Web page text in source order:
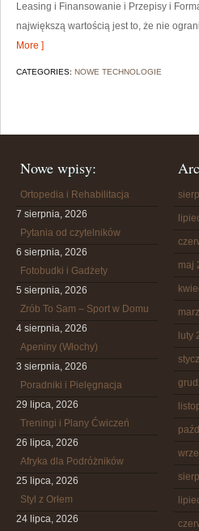
Leasing i Finansowanie i Przepisy i
największą wartością jest to, że nie
More ]
CATEGORIES: NOWE TECHNOLOGIE
Nowe wpisy:
Ortopedia i Rehabilitacja
7 sierpnia, 2026
Pytania od czytelników
6 sierpnia, 2026
Fotobudki i Gadżety
5 sierpnia, 2026
Zrób To Sam – Sport w Domu
4 sierpnia, 2026
Apeniny (Włochy)
3 sierpnia, 2026
Poradniki i Pielęgnacja
29 lipca, 2026
Treningi i Plany Ćwiczeń
26 lipca, 2026
Afryka dla Podróżników
25 lipca, 2026
Styl z Orłem
24 lipca, 2026
maj
luty